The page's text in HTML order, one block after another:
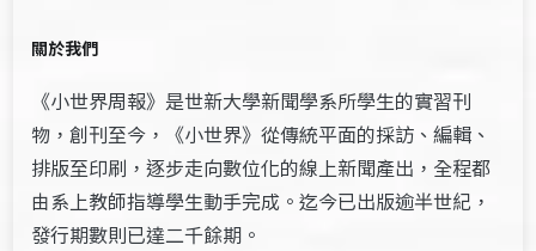
關於我們
《小世界周報》是世新大學新聞學系所學生的實習刊
物，創刊至今，《小世界》從傳統平面的採訪、編輯、
排版至印刷，逐步走向數位化的線上新聞產出，全程都
由系上教師指導學生動手完成。迄今已出版逾半世紀，
發行期數則已達二千餘期。